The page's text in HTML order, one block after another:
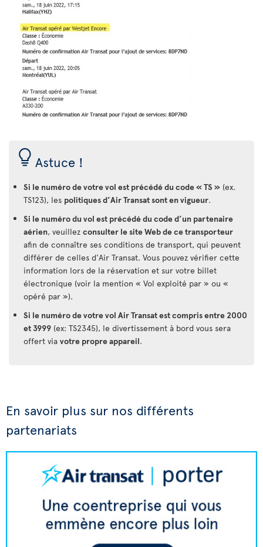
Astuce !
Si le numéro de votre vol est précédé du code « TS » (ex.
TS123), les politiques d’Air Transat sont en vigueur.
Si le numéro du vol est précédé du code d’un partenaire
aérien, veuillez consulter le site Web de ce transporteur
afin de connaître ses conditions de transport, qui peuvent
différer de celles d'Air Transat. Vous pouvez vérifier cette
information lors de la réservation et sur votre billet
électronique (voir la mention « Vol exploité par » ou «
opéré par »).
Si le numéro de votre vol Air Transat est compris entre 2000
et 3999 (ex: TS2345), le divertissement à bord vous sera
offert via votre propre appareil.
En savoir plus sur nos différents
partenariats